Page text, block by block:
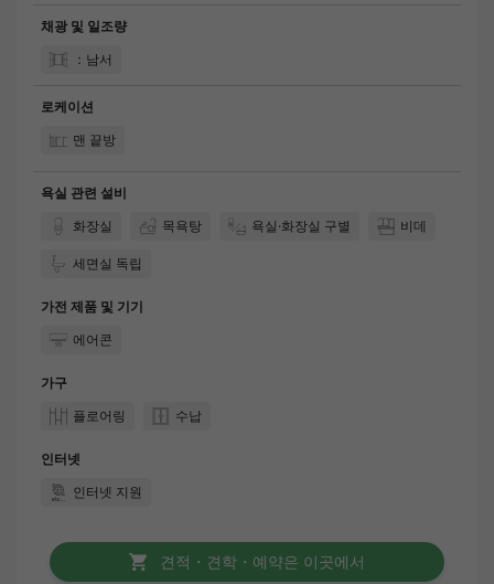
채광 및 일조량
：남서
로케이션
맨 끝방
욕실 관련 설비
화장실
목욕탕 욕실·화장실 구별 비데
세면실 독립
가전 제품 및 기기
에어콘
가구
플로어링
수납
인터넷
인터넷 지원
견적・견학・예약은 이곳에서